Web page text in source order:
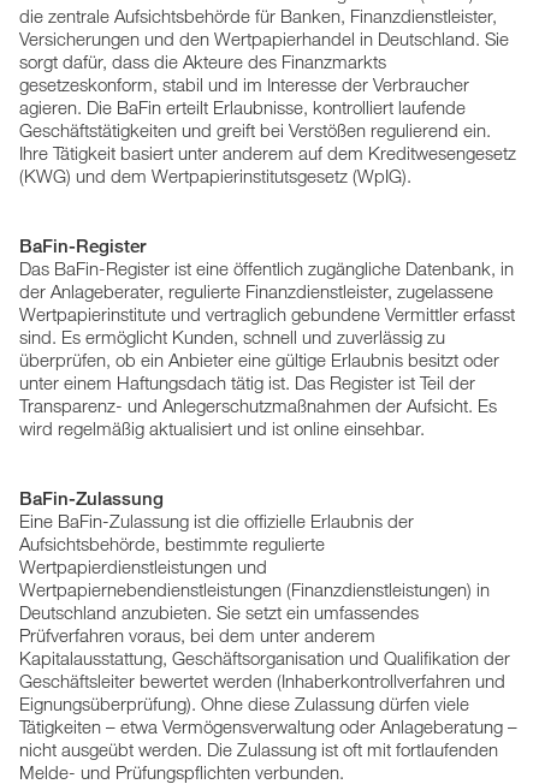
die zentrale Aufsichtsbehörde für Banken, Finanzdienstleister,
Versicherungen und den Wertpapierhandel in Deutschland. Sie
sorgt dafür, dass die Akteure des Finanzmarkts
gesetzeskonform, stabil und im Interesse der Verbraucher
agieren. Die BaFin erteilt Erlaubnisse, kontrolliert laufende
Geschäftstätigkeiten und greift bei Verstößen regulierend ein.
Ihre Tätigkeit basiert unter anderem auf dem Kreditwesengesetz
(KWG) und dem Wertpapierinstitutsgesetz (WpIG).
BaFin-Register
Das BaFin-Register ist eine öffentlich zugängliche Datenbank, in
der Anlageberater, regulierte Finanzdienstleister, zugelassene
Wertpapierinstitute und vertraglich gebundene Vermittler erfasst
sind. Es ermöglicht Kunden, schnell und zuverlässig zu
überprüfen, ob ein Anbieter eine gültige Erlaubnis besitzt oder
unter einem Haftungsdach tätig ist. Das Register ist Teil der
Transparenz- und Anlegerschutzmaßnahmen der Aufsicht. Es
wird regelmäßig aktualisiert und ist online einsehbar.
BaFin-Zulassung
Eine BaFin-Zulassung ist die offizielle Erlaubnis der
Aufsichtsbehörde, bestimmte regulierte
Wertpapierdienstleistungen und
Wertpapiernebendienstleistungen (Finanzdienstleistungen) in
Deutschland anzubieten. Sie setzt ein umfassendes
Prüfverfahren voraus, bei dem unter anderem
Kapitalausstattung, Geschäftsorganisation und Qualifikation der
Geschäftsleiter bewertet werden (Inhaberkontrollverfahren und
Eignungsüberprüfung). Ohne diese Zulassung dürfen viele
Tätigkeiten – etwa Vermögensverwaltung oder Anlageberatung –
nicht ausgeübt werden. Die Zulassung ist oft mit fortlaufenden
Melde- und Prüfungspflichten verbunden.